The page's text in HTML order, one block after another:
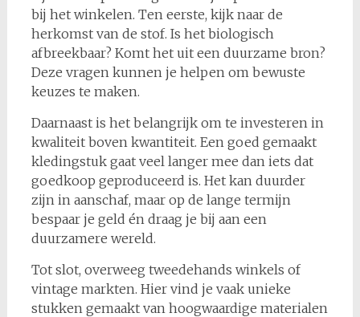
bij het winkelen. Ten eerste, kijk naar de
herkomst van de stof. Is het biologisch
afbreekbaar? Komt het uit een duurzame bron?
Deze vragen kunnen je helpen om bewuste
keuzes te maken.
Daarnaast is het belangrijk om te investeren in
kwaliteit boven kwantiteit. Een goed gemaakt
kledingstuk gaat veel langer mee dan iets dat
goedkoop geproduceerd is. Het kan duurder
zijn in aanschaf, maar op de lange termijn
bespaar je geld én draag je bij aan een
duurzamere wereld.
Tot slot, overweeg tweedehands winkels of
vintage markten. Hier vind je vaak unieke
stukken gemaakt van hoogwaardige materialen